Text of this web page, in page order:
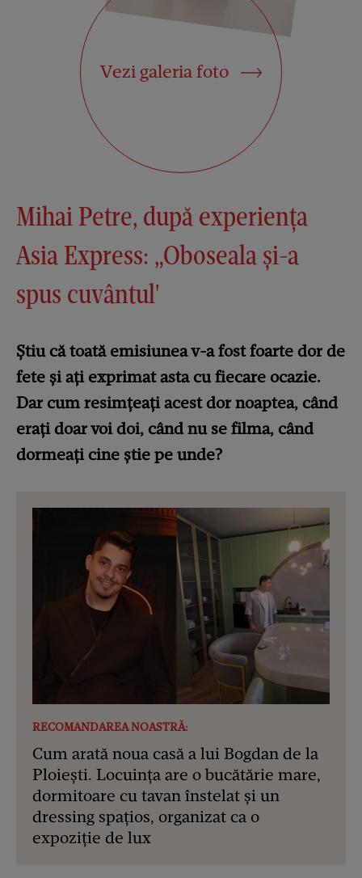
Vezi galeria foto
Mihai Petre, după experiența
Asia Express: „Oboseala și-a
spus cuvântul'
Știu că toată emisiunea v-a fost foarte dor de
fete și ați exprimat asta cu fiecare ocazie.
Dar cum resimțeați acest dor noaptea, când
erați doar voi doi, când nu se filma, când
dormeați cine știe pe unde?
RECOMANDAREA NOASTRĂ:
Cum arată noua casă a lui Bogdan de la
Ploiești. Locuința are o bucătărie mare,
dormitoare cu tavan înstelat și un
dressing spațios, organizat ca o
expoziție de lux